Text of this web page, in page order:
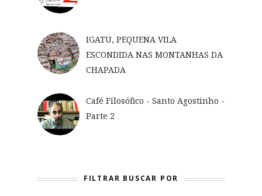
IGATU, PEQUENA VILA
ESCONDIDA NAS MONTANHAS DA
CHAPADA
Café Filosófico - Santo Agostinho -
Parte 2
FILTRAR BUSCAR POR